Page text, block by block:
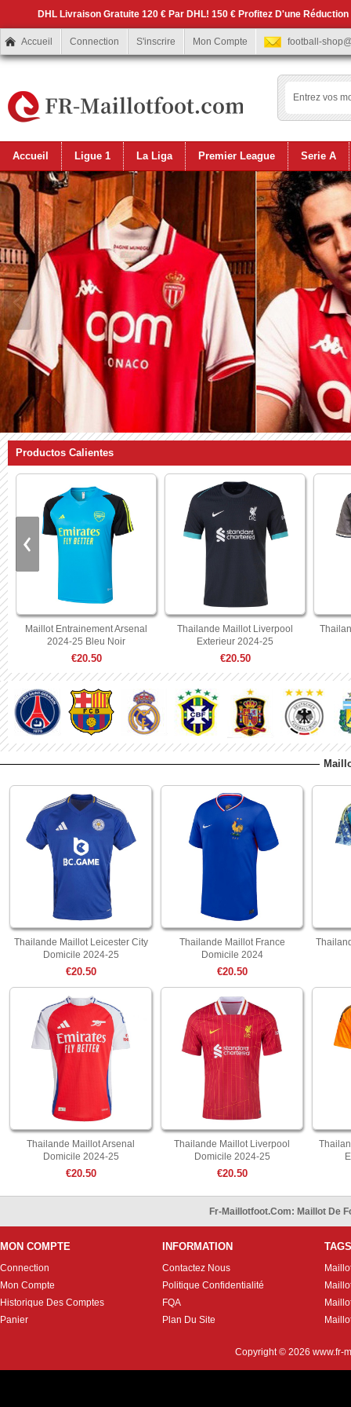
DHL Livraison Gratuite 120 € Par DHL! 150 € Profitez D'une
Accueil Connection S'inscrire Mon Compte football-
Accueil Ligue 1 La Liga Premier League Serie A
Productos Calientes
Maillot Entrainement Arsenal
2024-25 Bleu Noir
€20.50
Thailande Maillot Liverpool
Exterieur 2024-25
€20.50
Thailande Maillot Leicester City
Domicile 2024-25
€20.50
Thailande Maillot France
Domicile 2024
€20.50
Thailande Maillot Arsenal
Domicile 2024-25
€20.50
Thailande Maillot Liverpool
Domicile 2024-25
€20.50
Fr-Maillotfoot.com: Maillot De
MON COMPTE
Connection
Mon Compte
Historique Des Comptes
Panier
INFORMATION
Contactez Nous
Politique Confidentialité
FQA
Plan Du Site
TAGS
Copyright © 2026 www.fr-